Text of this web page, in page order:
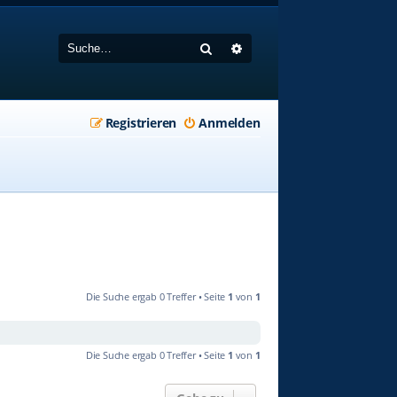
Suche
Anmelden
Registrieren
Die Suche ergab 0 Treffer • Seite 1 von 1
Die Suche ergab 0 Treffer • Seite 1 von 1